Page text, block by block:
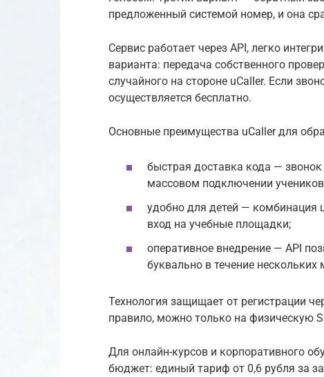
предложенный системой номер, и она
Сервис работает через API, легко
варианта: передача собственного
случайного на стороне uCaller. Если
осуществляется бесплатно.
Основные преимущества uCaller для
быстрая доставка кода —
массовом подключении учеников
удобно для детей — комбинация
вход на учебные площадки;
оперативное внедрение — API
буквально в течение нескольких
Технология защищает от регистрации
правило, можно только на физическую
Для онлайн-курсов и корпоративного
бюджет: единый тариф от 0,6 рубля за